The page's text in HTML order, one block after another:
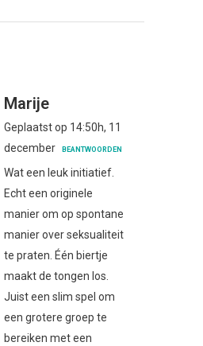
Marije
Geplaatst op 14:50h, 11
december
BEANTWOORDEN
Wat een leuk initiatief.
Echt een originele
manier om op spontane
manier over seksualiteit
te praten. Één biertje
maakt de tongen los.
Juist een slim spel om
een grotere groep te
bereiken met een